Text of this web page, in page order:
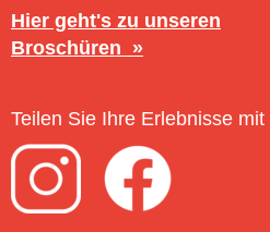
Hier geht's zu unseren
Broschüren
Teilen Sie Ihre Erlebnisse mit